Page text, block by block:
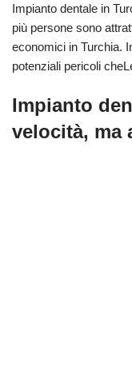
Impianto dentale in
più persone sono
economici in Turchia.
potenziali pericoli che
Impianto
velocità, ma